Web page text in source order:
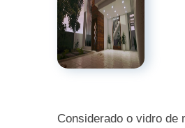
Considerado o vidro de